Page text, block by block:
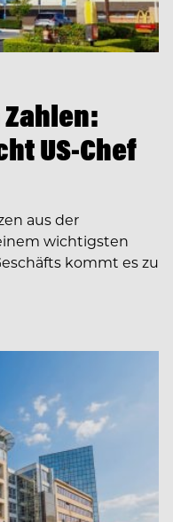
US-Chef
aus der
wichtigsten
kommt es zu